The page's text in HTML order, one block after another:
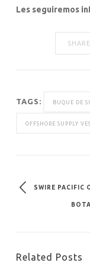
Les seguiremos
TAGS: BUQUE DE
OFFSHORE SUPPLY
SWIRE PACIFIC
Related Posts